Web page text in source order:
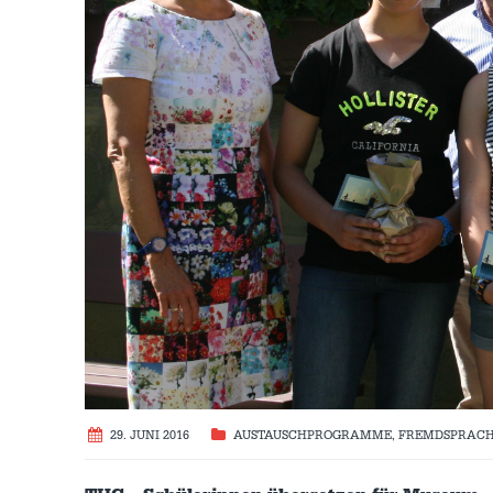
29. JUNI 2016 AUSTAUSCH­PROGRAMME,